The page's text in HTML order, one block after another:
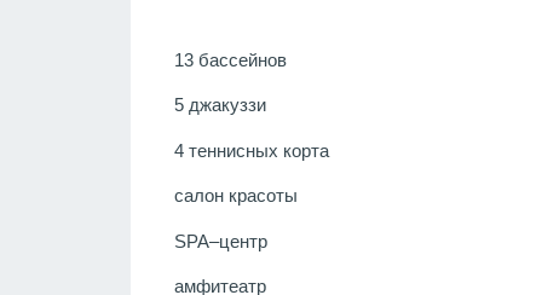
13 бассейнов
5 джакуззи
4 теннисных корта
салон красоты
SPA–центр
амфитеатр